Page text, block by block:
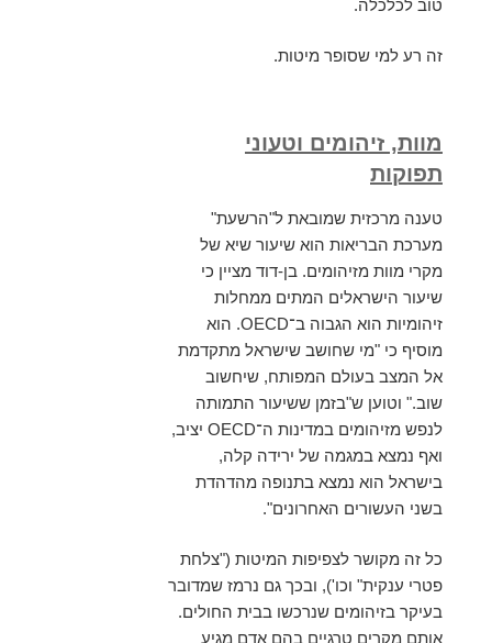
טוב לכלכלה.
זה רע למי שסופר מיטות.
מוות, זיהומים וטעוני
תפוקות
טענה מרכזית שמובאת ל"הרשעת"
מערכת הבריאות הוא שיעור שיא של
מקרי מוות מזיהומים. בן-דוד מציין כי
שיעור הישראלים המתים ממחלות
זיהומיות הוא הגבוה ב־OECD. הוא
מוסיף כי "מי שחושב שישראל מתקדמת
אל המצב בעולם המפותח, שיחשוב
שוב." וטוען ש"בזמן ששיעור התמותה
לנפש מזיהומים במדינות ה־OECD יציב,
ואף נמצא במגמה של ירידה קלה,
בישראל הוא נמצא בתנופה מהדהדת
בשני העשורים האחרונים".
כל זה מקושר לצפיפות המיטות ("צלחת
פטרי ענקית" וכו'), ובכך גם נרמז שמדובר
בעיקר בזיהומים שנרכשו בבית החולים.
אותם מקרים טרגיים בהם אדם מגיע